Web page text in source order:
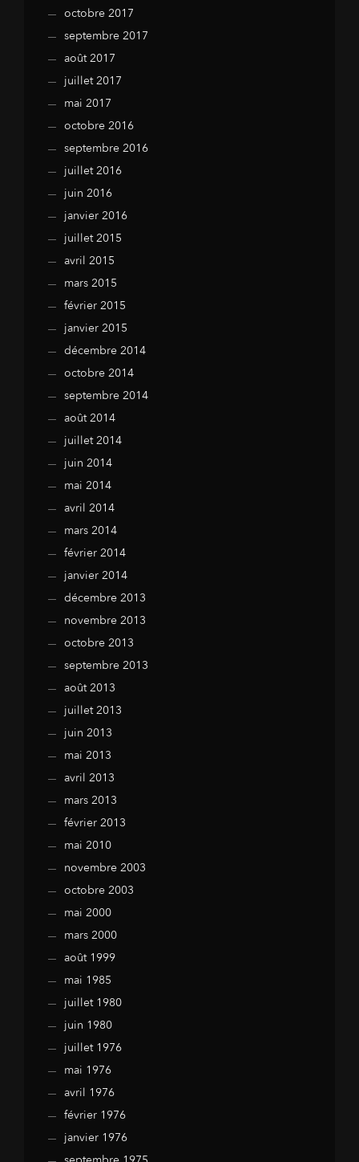
octobre 2017
septembre 2017
août 2017
juillet 2017
mai 2017
octobre 2016
septembre 2016
juillet 2016
juin 2016
janvier 2016
juillet 2015
avril 2015
mars 2015
février 2015
janvier 2015
décembre 2014
octobre 2014
septembre 2014
août 2014
juillet 2014
juin 2014
mai 2014
avril 2014
mars 2014
février 2014
janvier 2014
décembre 2013
novembre 2013
octobre 2013
septembre 2013
août 2013
juillet 2013
juin 2013
mai 2013
avril 2013
mars 2013
février 2013
mai 2010
novembre 2003
octobre 2003
mai 2000
mars 2000
août 1999
mai 1985
juillet 1980
juin 1980
juillet 1976
mai 1976
avril 1976
février 1976
janvier 1976